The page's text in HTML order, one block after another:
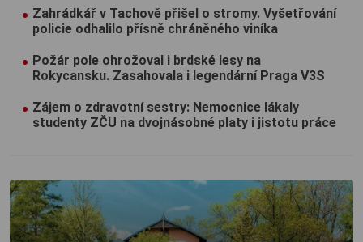
Zahrádkář v Tachově přišel o stromy. Vyšetřování
policie odhalilo přísně chráněného viníka
Požár pole ohrožoval i brdské lesy na
Rokycansku. Zasahovala i legendární Praga V3S
Zájem o zdravotní sestry: Nemocnice lákaly
studenty ZČU na dvojnásobné platy i jistotu práce